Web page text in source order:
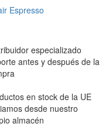
Espresso
especializado
antes y después de la
en stock de la UE
desde nuestro
almacén